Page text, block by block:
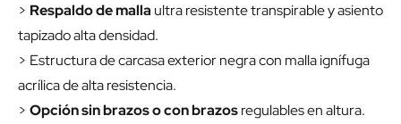
> Respaldo de malla ultra resistente transpirable y asiento
tapizado alta densidad.
> Estructura de carcasa exterior negra con malla ignífuga
acrílica de alta resistencia.
> Opción sin brazos o con brazosregulables en altura.